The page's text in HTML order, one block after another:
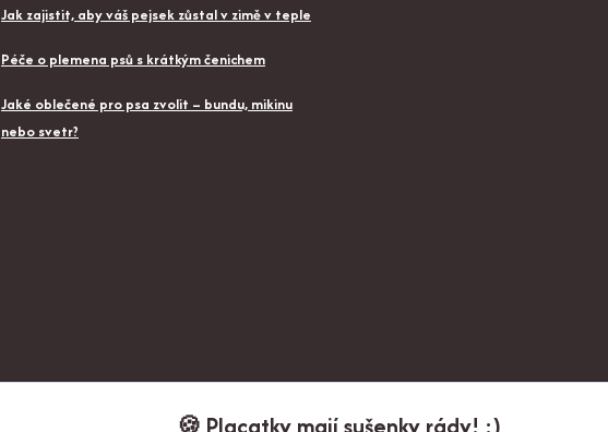
Jak zajistit, aby váš pejsek zůstal v zimě v teple
Péče o plemena psů s krátkým čenichem
Jaké oblečené pro psa zvolit – bundu, mikinu
nebo svetr?